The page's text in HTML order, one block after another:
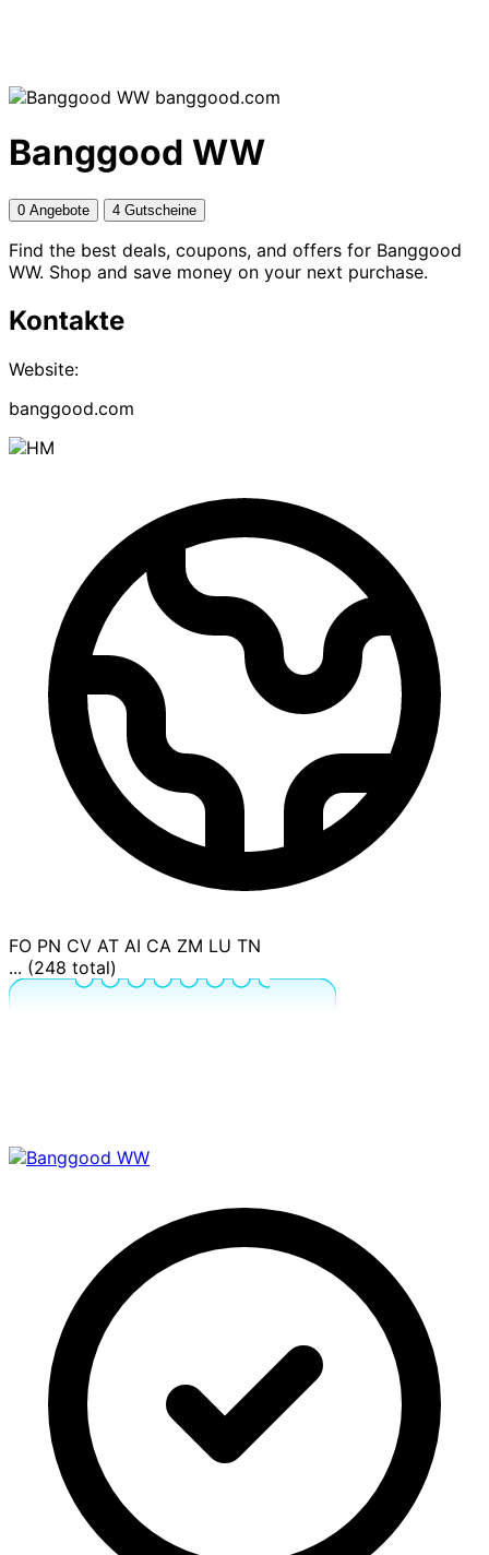
banggood.com
Banggood WW
0 Angebote 4 Gutscheine
Find the best deals, coupons, and offers for Banggood
WW. Shop and save money on your next purchase.
Kontakte
Website:
banggood.com
FO PN CV AT AI CA ZM LU TN
... (248 total)